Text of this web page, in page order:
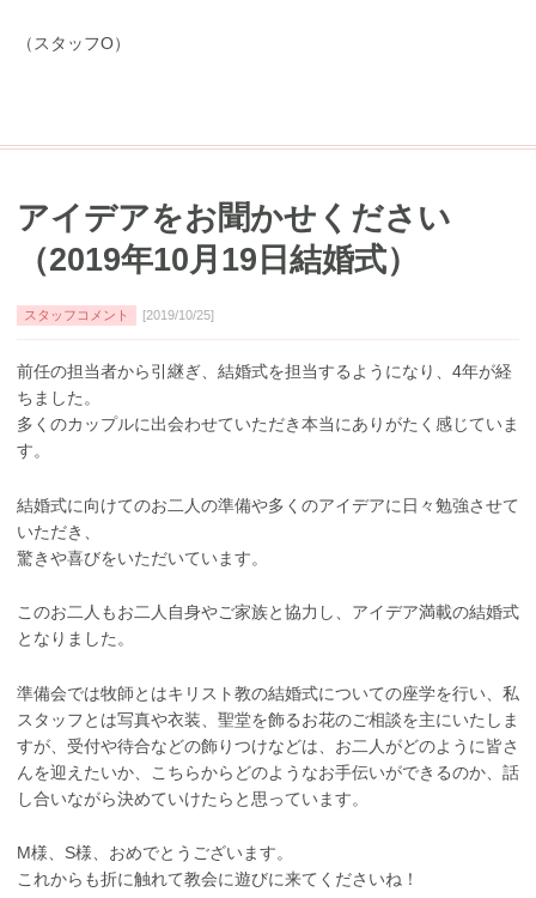
（スタッフO）
アイデアをお聞かせください
（2019年10月19日結婚式）
スタッフコメント [2019/10/25]
前任の担当者から引継ぎ、結婚式を担当するようになり、4年が経
ちました。
多くのカップルに出会わせていただき本当にありがたく感じていま
す。
結婚式に向けてのお二人の準備や多くのアイデアに日々勉強させて
いただき、
驚きや喜びをいただいています。
このお二人もお二人自身やご家族と協力し、アイデア満載の結婚式
となりました。
準備会では牧師とはキリスト教の結婚式についての座学を行い、私
スタッフとは写真や衣装、聖堂を飾るお花のご相談を主にいたしま
すが、受付や待合などの飾りつけなどは、お二人がどのように皆さ
んを迎えたいか、こちらからどのようなお手伝いができるのか、話
し合いながら決めていけたらと思っています。
M様、S様、おめでとうございます。
これからも折に触れて教会に遊びに来てくださいね！